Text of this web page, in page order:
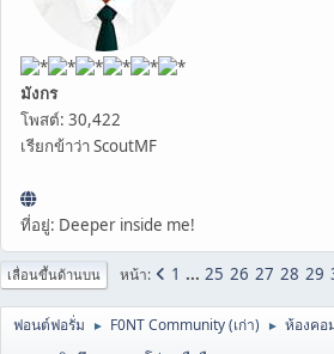
มังกร
โพสต์: 30,422
เรียกข้าว่า ScoutMF
ที่อยู่: Deeper inside me!
เลื่อนขึ้นด้านบน หน้า 1 ... 25 26 27 28 29
ฟอนต์ฟอรั่ม ► F0NT Community (เก่า) ► ห้องคอ